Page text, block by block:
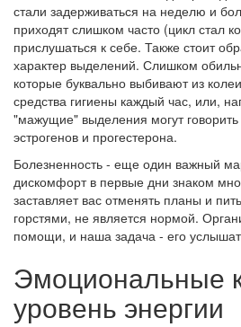
стали задерживаться на неделю и
приходят слишком часто (цикл стал
прислушаться к себе. Также стоит
характер выделений. Слишком
которые буквально выбивают из
средства гигиены каждый час, или,
"мажущие" выделения могут
эстрогенов и прогестерона.
Болезненность - еще один важный
дискомфорт в первые дни знаком
заставляет вас отменять планы и
горстями, не является нормой.
помощи, и наша задача - его
Эмоциональные
уровень энергии